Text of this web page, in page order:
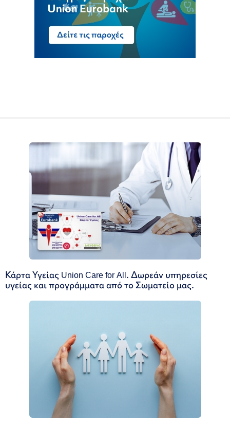
Κάρτα Υγείας Union Care for All. Δωρεάν υπηρεσίες
υγείας και προγράμματα από το Σωματείο μας.